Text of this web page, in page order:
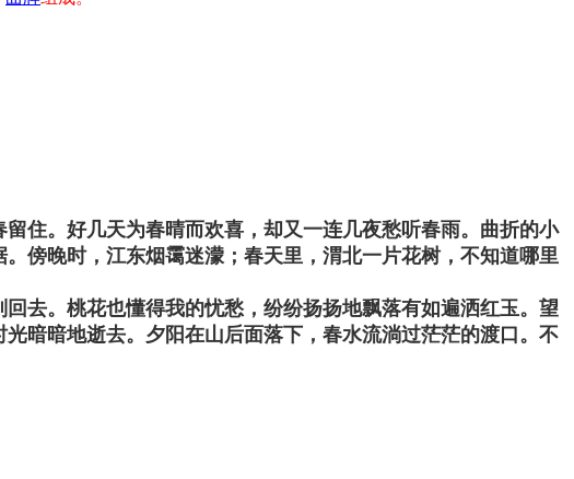
住。好几天为春晴而欢喜，却又一连几夜愁听春雨。曲折的小
傍晚时，江东烟霭迷濛；春天里，渭北一片花树，不知道哪里
去。桃花也懂得我的忧愁，纷纷扬扬地飘落有如遍洒红玉。望
暗暗地逝去。夕阳在山后面落下，春水流淌过茫茫的渡口。不